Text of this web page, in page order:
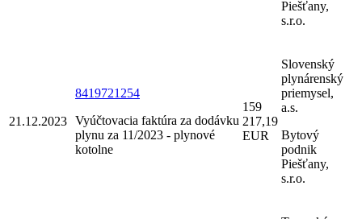
Piešťany,
s.r.o.
21.12.2023
8419721254
Vyúčtovacia faktúra za dodávku
plynu za 11/2023 - plynové
kotolne
159
217,19
EUR
Slovenský
plynárenský
priemysel,
a.s.
Bytový
podnik
Piešťany,
s.r.o.